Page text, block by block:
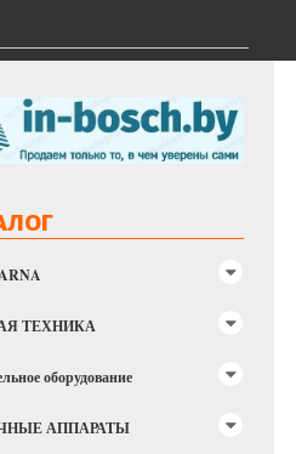
ТЕХНИКА
оборудование
АППАРАТЫ